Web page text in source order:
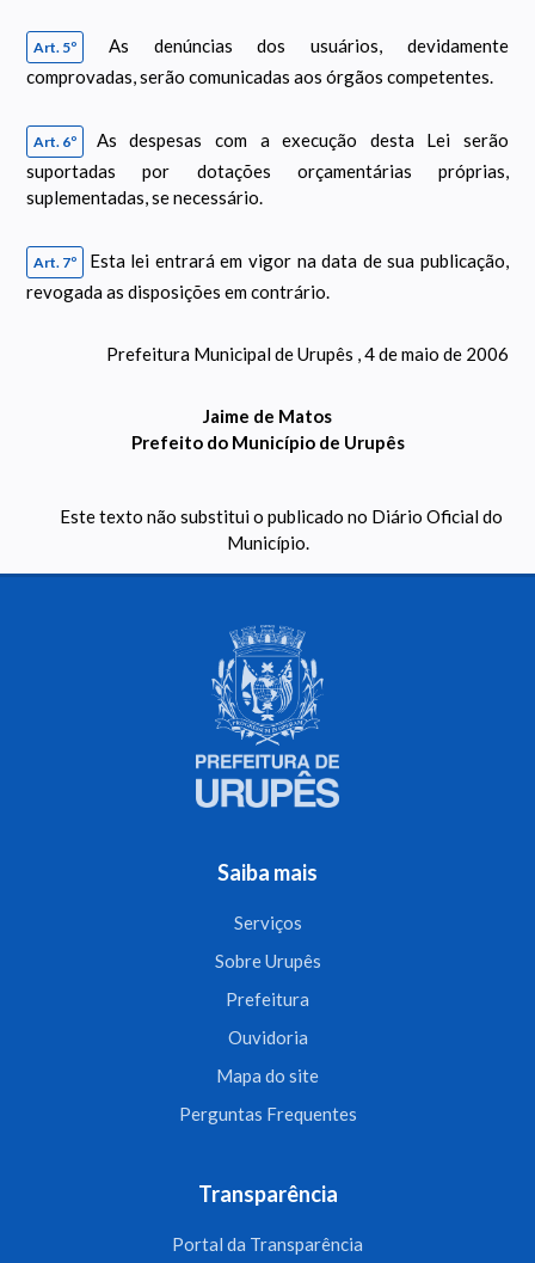
Art. 5º
As denúncias dos usuários, devidamente
comprovadas, serão comunicadas aos órgãos competentes.
Art. 6º
As despesas com a execução desta Lei serão
suportadas por dotações orçamentárias próprias,
suplementadas, se necessário.
Art. 7º
Esta lei entrará em vigor na data de sua publicação,
revogada as disposições em contrário.
Prefeitura Municipal de Urupês , 4 de maio de 2006
Jaime de Matos
Prefeito do Município de Urupês
Este texto não substitui o publicado no Diário Oficial do
Município.
Saiba mais
Serviços
Sobre Urupês
Prefeitura
Ouvidoria
Mapa do site
Perguntas Frequentes
Transparência
Portal da Transparência